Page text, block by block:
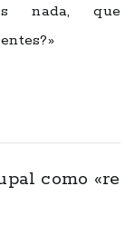
nada, que
como «re